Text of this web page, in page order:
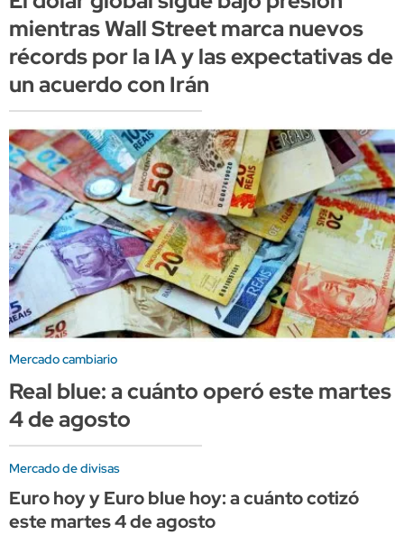
mientras Wall Street marca nuevos
récords por la IA y las expectativas de
un acuerdo con Irán
Mercado cambiario
Real blue: a cuánto operó este martes
4 de agosto
Mercado de divisas
Euro hoy y Euro blue hoy: a cuánto cotizó
este martes 4 de agosto